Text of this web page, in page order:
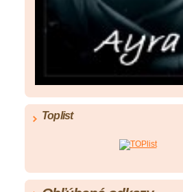
Toplist